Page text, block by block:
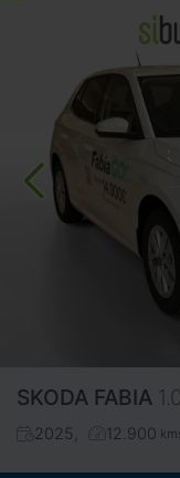
SKODA FABIA
2025 12.900